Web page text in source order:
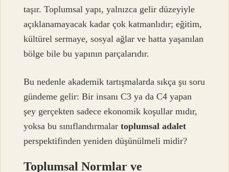
taşır. Toplumsal yapı, yalnızca gelir düzeyiyle
açıklanamayacak kadar çok katmanlıdır; eğitim,
kültürel sermaye, sosyal ağlar ve hatta yaşanılan
bölge bile bu yapının parçalarıdır.
Bu nedenle akademik tartışmalarda sıkça şu soru
gündeme gelir: Bir insanı C3 ya da C4 yapan
şey gerçekten sadece ekonomik koşullar mıdır,
yoksa bu sınıflandırmalartoplumsal adalet
perspektifinden yeniden düşünülmeli midir?
Toplumsal Normlar ve